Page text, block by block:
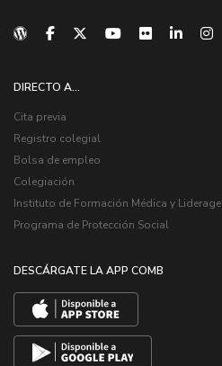
DIRECTO A...
Cita previa
Registro colegial
Bolsa de empleo
Colegiación
Instituto de Formación Médica y Liderage
Programa de Protección Social
DESCÁRGATE LA APP COMB